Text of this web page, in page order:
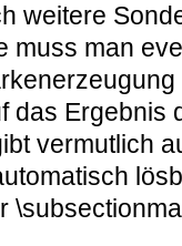
weitere
muss man
das Ergebnis
vermutlich